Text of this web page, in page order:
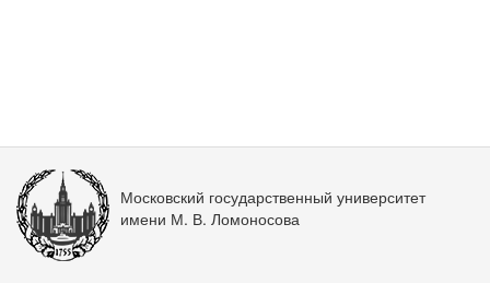
Московский государственный университет
имени М. В. Ломоносова